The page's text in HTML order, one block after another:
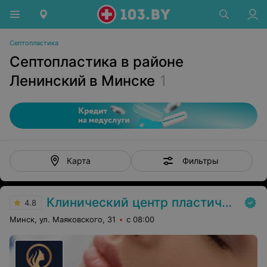
Септопластика
Септопластика в районе
Ленинский в Минске 1
Карта Фильтры
4.8 Клинический центр пластической хирургии и медицинской косметологии
Минск, ул. Маяковского, 31 с 08:00